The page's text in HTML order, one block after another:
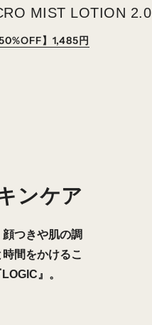
MIST LOTION 2.0
50%OFF】1,485円
ンケア
つきや肌の調
間をかけるこ
』。